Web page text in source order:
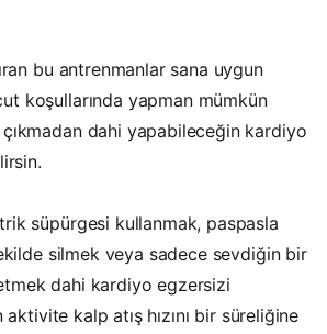
bu antrenmanlar sana uygun
koşullarında yapman mümkün
dahi yapabileceğin kardiyo
süpürgesi kullanmak, paspasla
silmek veya sadece sevdiğin bir
dahi kardiyo egzersizi
aktivite kalp atış hızını bir süreliğine